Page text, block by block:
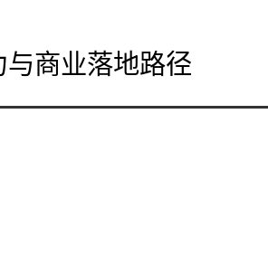
商业落地路径